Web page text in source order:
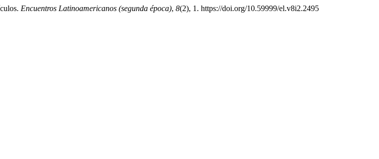
Encuentros Latinoamericanos (segunda época), 8(2), 1. https://doi.org/10.59999/el.v8i2.2495